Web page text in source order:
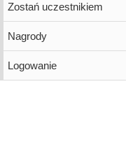
Zostań uczestnikiem
Nagrody
Logowanie